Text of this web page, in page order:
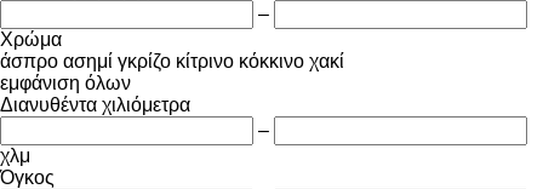
–
Χρώμα
άσπρο ασημί γκρίζο κίτρινο κόκκινο χακί
εμφάνιση όλων
Διανυθέντα χιλιόμετρα
–
χλμ
Όγκος